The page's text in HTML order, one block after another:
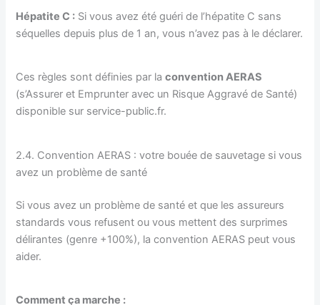
Hépatite C : Si vous avez été guéri de l’hépatite C sans
séquelles depuis plus de 1 an, vous n’avez pas à le déclarer.
Ces règles sont définies par laconvention AERAS
(s’Assurer et Emprunter avec un Risque Aggravé de Santé)
disponible sur service-public.fr.
2.4. Convention AERAS : votre bouée de sauvetage si vous
avez un problème de santé
Si vous avez un problème de santé et que les assureurs
standards vous refusent ou vous mettent des surprimes
délirantes (genre +100%), la convention AERAS peut vous
aider.
Comment ça marche :